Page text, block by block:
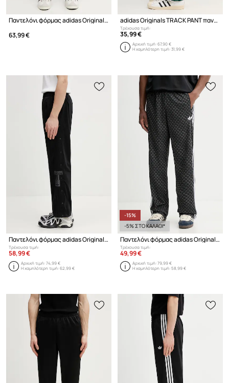
Παντελόνι φόρμας adidas Originals Beckenbauer
63,99 €
adidas Originals TRACK PANT παντελόνι ίσιο Ανδρικό
Τρέχουσα τιμή:
35,99 €
Αρχική τιμή:67,90 €
Η χαμηλότερη τιμή:31,99 €
Παντελόνι φόρμας adidas Originals Adibreak
Τρέχουσα τιμή:
58,99 €
Αρχική τιμή:74,99 €
Η χαμηλότερη τιμή:62,99 €
-15%
-5% ΣΤΟ ΚΑΛΑΘΙ*
Παντελόνι φόρμας adidas Originals Firebird
Τρέχουσα τιμή:
49,99 €
Αρχική τιμή:79,99 €
Η χαμηλότερη τιμή:58,99 €